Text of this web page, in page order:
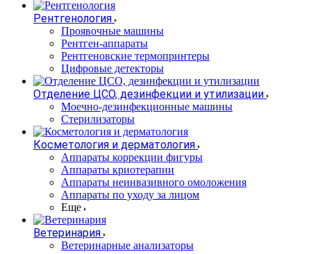
Рентгенология
Проявочные машины
Рентген-аппараты
Рентгеновские термопринтеры
Цифровые детекторы
Отделение ЦСО, дезинфекции и утилизации
Моечно-дезинфекционные машины
Стерилизаторы
Косметология и дерматология
Аппараты коррекции фигуры
Аппараты криотерапии
Аппараты неинвазивного омоложения
Аппараты по уходу за лицом
Еще
Ветеринария
Ветеринарные анализаторы